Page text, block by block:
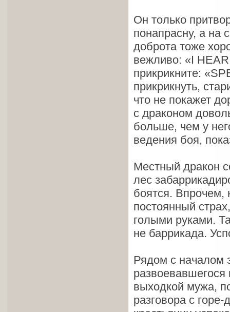
Он только
понапрасну, а
доброта тоже
вежливо: «I
прикрикните:
прикрикнуть,
что не покажет
с драконом
больше, чем у
ведения боя,
Местный дракон
лес
боятся. Впрочем,
постоянный
голыми руками.
не баррикада.
Рядом с началом
развоевавшегося
выходкой мужа,
разговора с